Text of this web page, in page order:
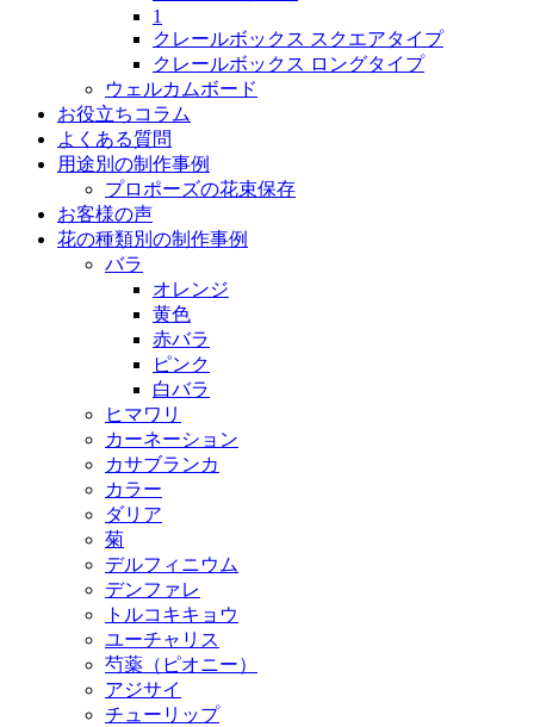
1
クレールボックス スクエアタイプ
クレールボックス ロングタイプ
ウェルカムボード
お役立ちコラム
よくある質問
用途別の制作事例
プロポーズの花束保存
お客様の声
花の種類別の制作事例
バラ
オレンジ
黄色
赤バラ
ピンク
白バラ
ヒマワリ
カーネーション
カサブランカ
カラー
ダリア
菊
デルフィニウム
デンファレ
トルコキキョウ
ユーチャリス
芍薬（ピオニー）
アジサイ
チューリップ